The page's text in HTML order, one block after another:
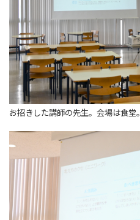
お招きした講師の先生。会場は食堂。